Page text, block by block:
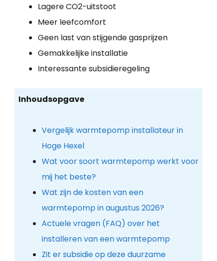
Lagere CO2-uitstoot
Meer leefcomfort
Geen last van stijgende gasprijzen
Gemakkelijke installatie
Interessante subsidieregeling
Inhoudsopgave
Vergelijk warmtepomp installateur in
Hoge Hexel
Wat voor soort warmtepomp werkt voor
mij het beste?
Wat zijn de kosten van een
warmtepomp in augustus 2026?
Actuele vragen (FAQ) over het
installeren van een warmtepomp
Zit er subsidie op deze duurzame